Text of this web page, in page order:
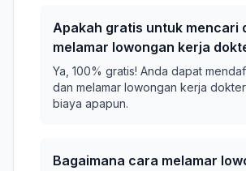
Apakah gratis untuk mencari
melamar lowongan kerja
Ya, 100% gratis! Anda dapat
dan melamar lowongan kerja
biaya apapun.
Bagaimana cara melamar